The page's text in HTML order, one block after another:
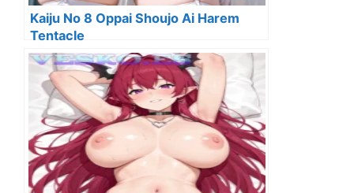
Kaiju No 8 Oppai Shoujo Ai Harem
Tentacle